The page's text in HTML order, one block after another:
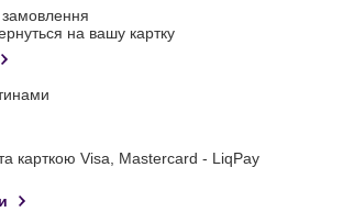
на вашу картку
карткою Visa, Mastercard - LiqPay